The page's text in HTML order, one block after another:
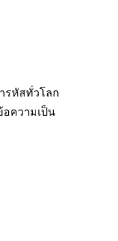
รหัสทั่วโลก
อความเป็น